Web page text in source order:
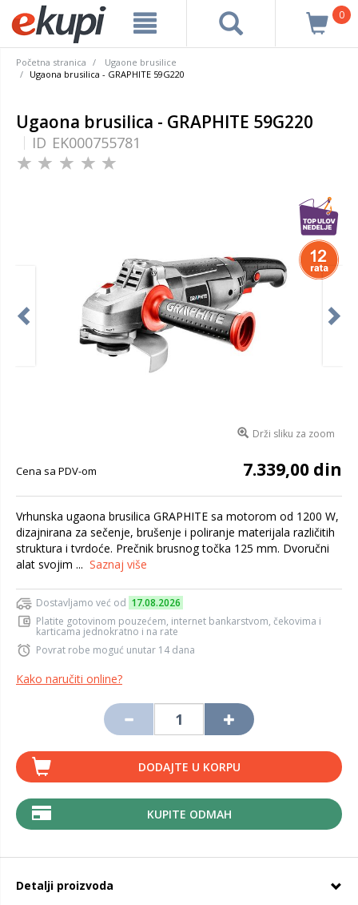
0
Početna stranica
Ugaone brusilice
Ugaona brusilica - GRAPHITE 59G220
Ugaona brusilica - GRAPHITE 59G220
ID EK000755781
Drži sliku za zoom
Cena sa PDV-om 7.339,00 din
Vrhunska ugaona brusilica GRAPHITE sa motorom od 1200 W,
dizajnirana za sečenje, brušenje i poliranje materijala različitih
struktura i tvrdoće. Prečnik brusnog točka 125 mm. Dvoručni
alat svojim ... Saznaj više
Dostavljamo već od 17.08.2026
Platite gotovinom pouzećem, internet bankarstvom, čekovima i
karticama jednokratno i na rate
Povrat robe moguć unutar 14 dana
Kako naručiti online?
DODAJTE U KORPU
KUPITE ODMAH
Detalji proizvoda